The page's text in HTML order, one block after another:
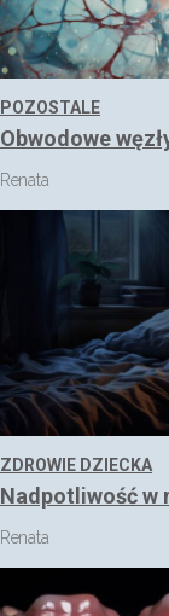
POZOSTALE
Obwodowe
Renata
ZDROWIE DZIECKA
Nadpotliwość w
Renata